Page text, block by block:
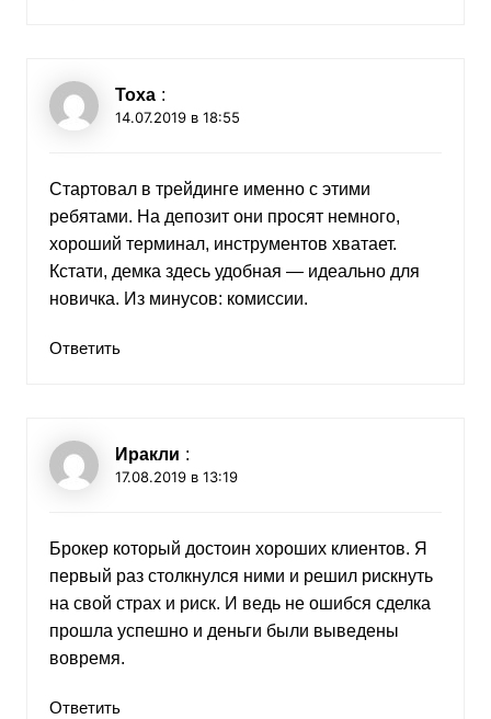
Тоха :
14.07.2019 в 18:55
Стартовал в трейдинге именно с этими
ребятами. На депозит они просят немного,
хороший терминал, инструментов хватает.
Кстати, демка здесь удобная — идеально для
новичка. Из минусов: комиссии.
Ответить
Иракли :
17.08.2019 в 13:19
Брокер который достоин хороших клиентов. Я
первый раз столкнулся ними и решил рискнуть
на свой страх и риск. И ведь не ошибся сделка
прошла успешно и деньги были выведены
вовремя.
Ответить